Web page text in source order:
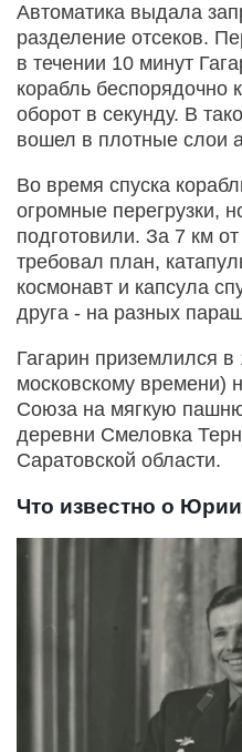
Автоматика выдала
разделение отсеков.
в течении 10 минут
корабль беспорядочно
оборот в секунду. В
вошел в плотные слои
Во время спуска
огромные перегрузки,
подготовили. За 7 км
требовал план,
космонавт и капсула
друга - на разных
Гагарин приземлился
московскому времени)
Союза на мягкую
деревни Смеловка
Саратовской области.
Что известно о